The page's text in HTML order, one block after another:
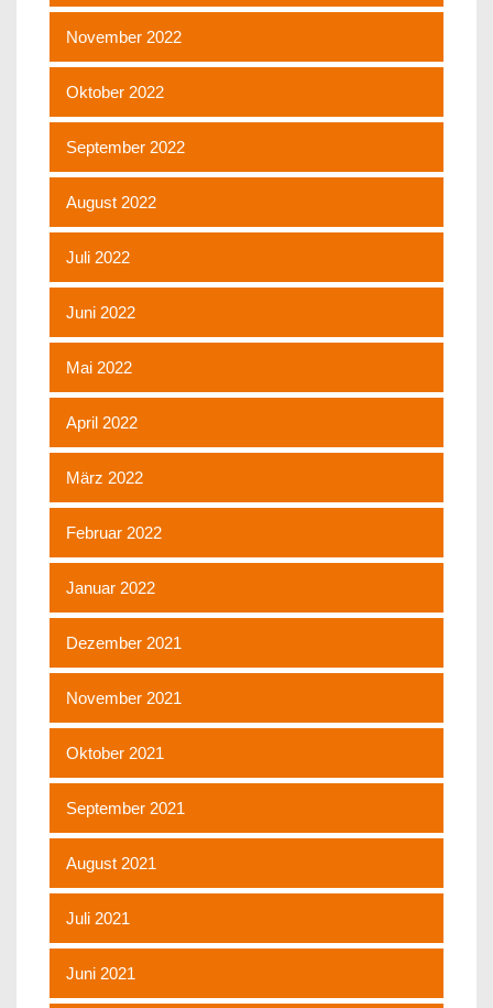
November 2022
Oktober 2022
September 2022
August 2022
Juli 2022
Juni 2022
Mai 2022
April 2022
März 2022
Februar 2022
Januar 2022
Dezember 2021
November 2021
Oktober 2021
September 2021
August 2021
Juli 2021
Juni 2021